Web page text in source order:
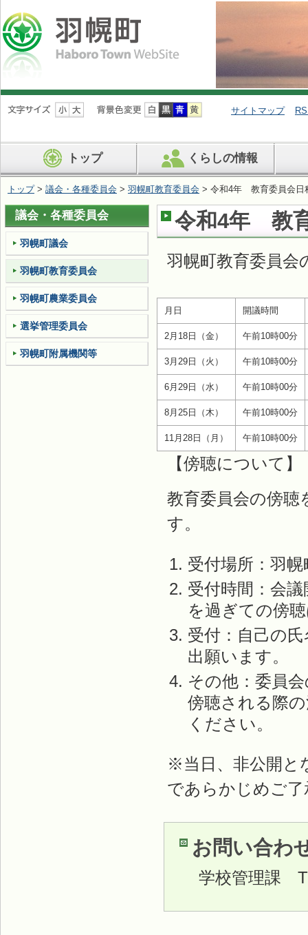
ナ
ビ
ン
を
ば
す
サイトマップ
トップ くらしの情報
トップ> 議会・各種委員会 > 羽幌町教育委員会 > 令和4年 教育委員会日
令和4年 教
羽幌町教育委員会
月日 開議時間
2月18日（金） 午前10時00分
3月29日（火） 午前10時00分
6月29日（水） 午前10時00分
8月25日（木） 午前10時00分
11月28日（月） 午前10時00分
【傍聴について】
教育委員会の傍聴
す。
受付場所：羽
受付時間：会
を過ぎての傍
受付：自己の
出願います。
その他：委員
傍聴される際
ください。
※当日、非公開と
であらかじめご
お問い合わ
学校管理課
議会・各種委員会
羽幌町議会
羽幌町教育委員会
羽幌町農業委員会
選挙管理委員会
羽幌町附属機関等